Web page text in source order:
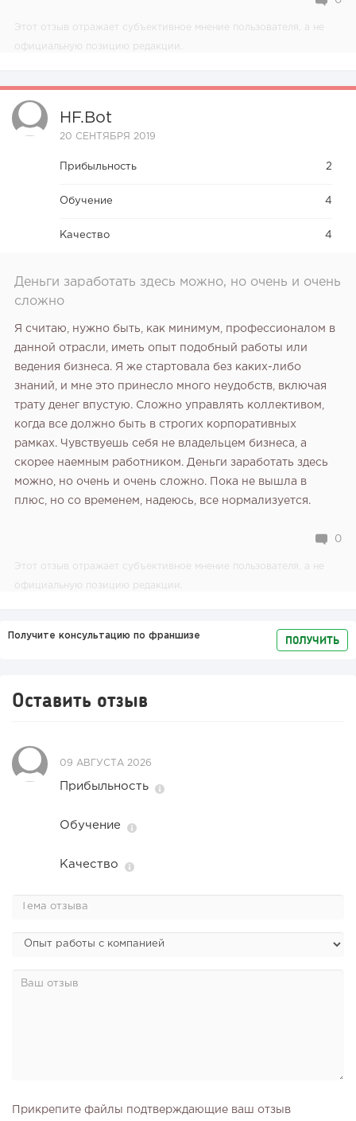
Этот отзыв отражает субъективное мнение пользователя, а не
официальную позицию редакции.
HF.bot
20 СЕНТЯБРЯ 2019
Прибыльность 2
Обучение 4
Качество 4
Деньги заработать здесь можно, но очень и очень
сложно
Я считаю, нужно быть, как минимум, профессионалом в
данной отрасли, иметь опыт подобный работы или
ведения бизнеса. Я же стартовала без каких-либо
знаний, и мне это принесло много неудобств, включая
трату денег впустую. Сложно управлять коллективом,
когда все должно быть в строгих корпоративных
рамках. Чувствуешь себя не владельцем бизнеса, а
скорее наемным работником. Деньги заработать здесь
можно, но очень и очень сложно. Пока не вышла в
плюс, но со временем, надеюсь, все нормализуется.
0
Этот отзыв отражает субъективное мнение пользователя, а не
официальную позицию редакции.
Получите консультацию по франшизе ПОЛУЧИТЬ
Оставить отзыв
09 АВГУСТА 2026
Прибыльность
Обучение
Качество
Прикрепите файлы подтверждающие ваш отзыв